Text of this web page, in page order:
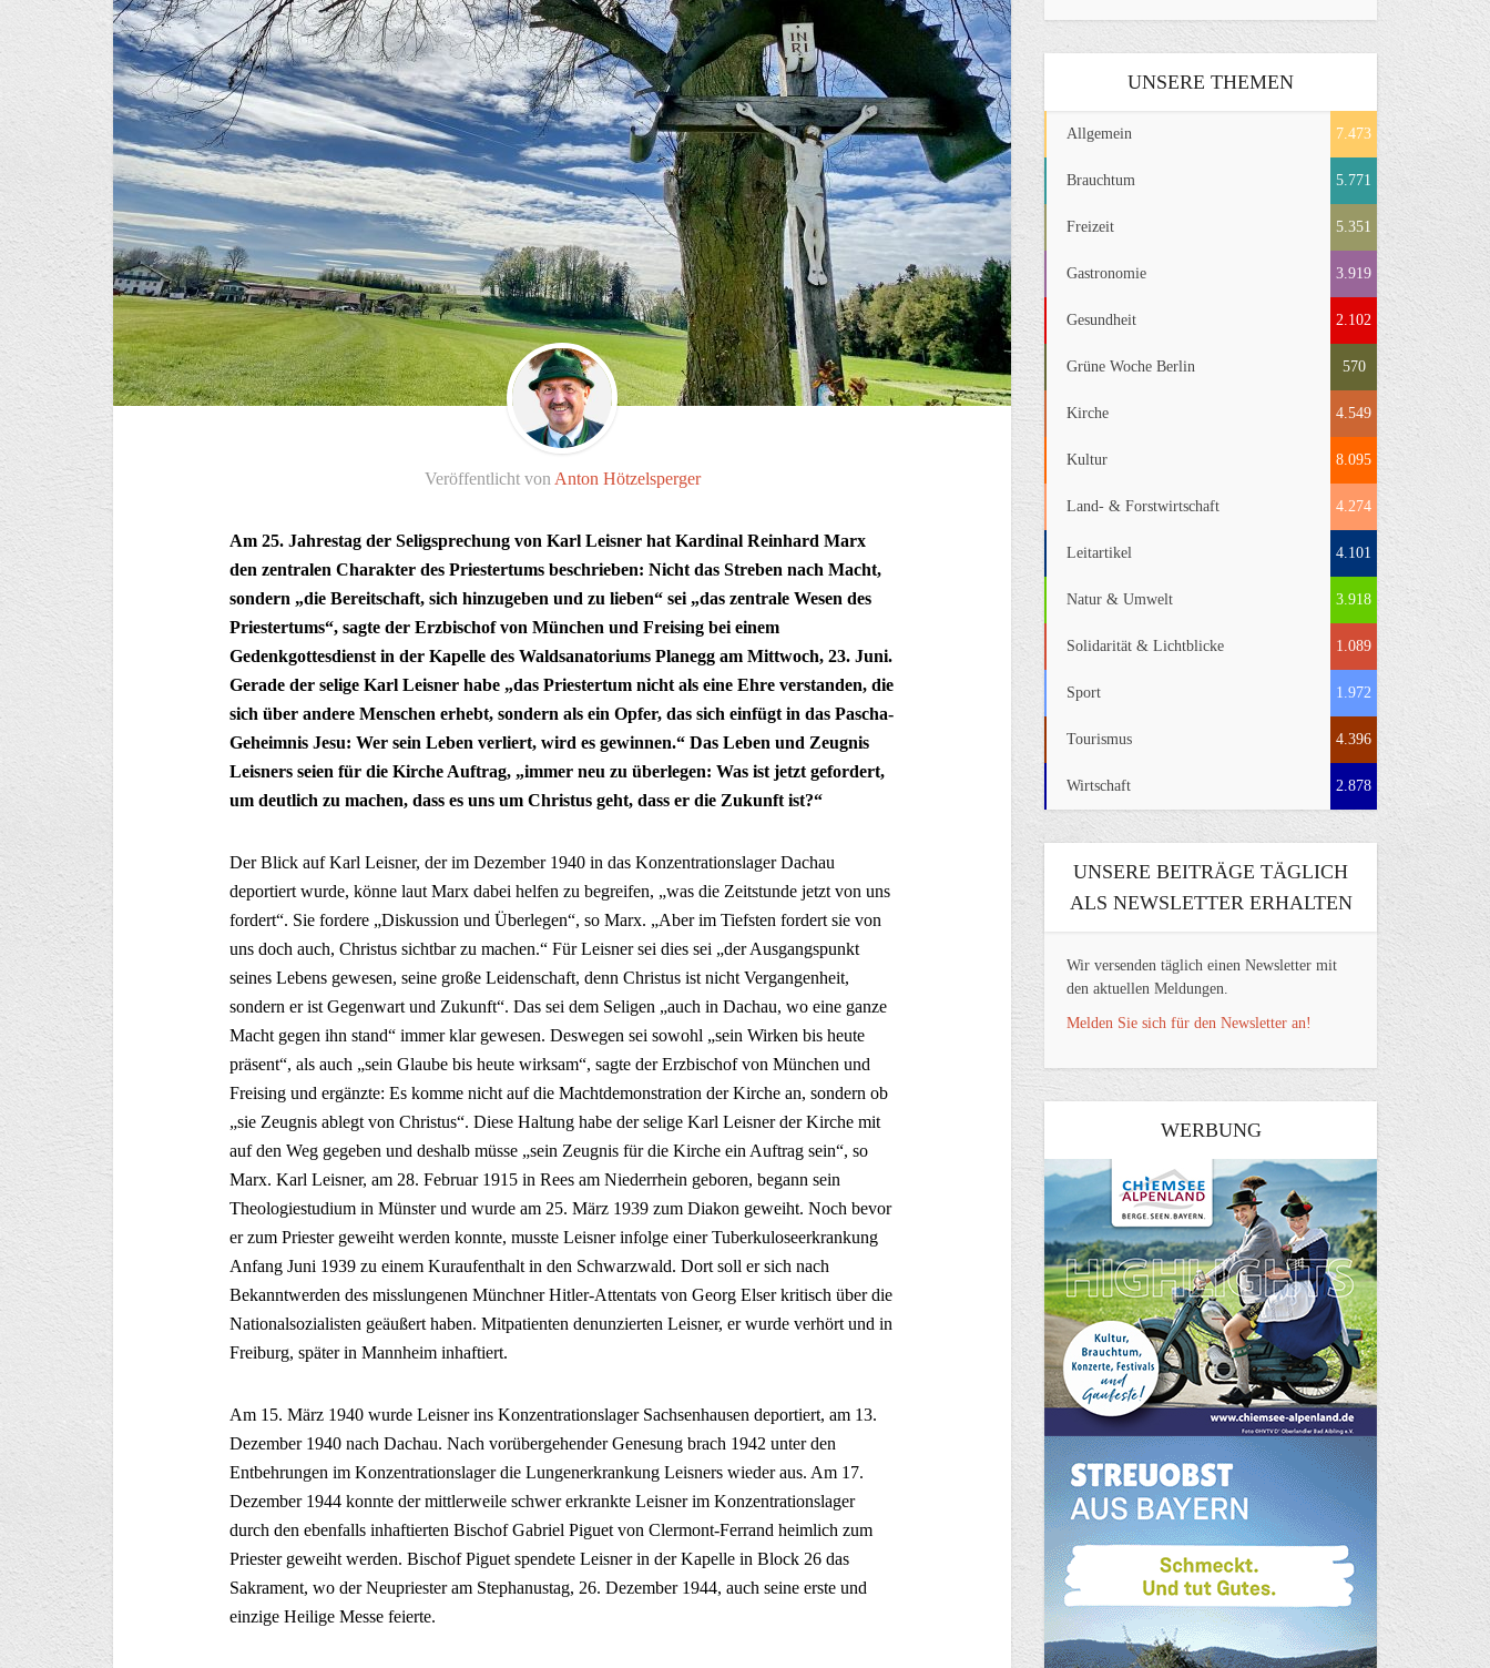
Veröffentlicht von Anton Hötzelsperger
Am 25. Jahrestag der Seligsprechung von Karl Leisner hat Kardinal Reinhard Marx
den zentralen Charakter des Priestertums beschrieben: Nicht das Streben nach Macht,
sondern „die Bereitschaft, sich hinzugeben und zu lieben“ sei „das zentrale Wesen des
Priestertums“, sagte der Erzbischof von München und Freising bei einem
Gedenkgottesdienst in der Kapelle des Waldsanatoriums Planegg am Mittwoch, 23. Juni.
Gerade der selige Karl Leisner habe „das Priestertum nicht als eine Ehre verstanden, die
sich über andere Menschen erhebt, sondern als ein Opfer, das sich einfügt in das Pascha-
Geheimnis Jesu: Wer sein Leben verliert, wird es gewinnen.“ Das Leben und Zeugnis
Leisners seien für die Kirche Auftrag, „immer neu zu überlegen: Was ist jetzt gefordert,
um deutlich zu machen, dass es uns um Christus geht, dass er die Zukunft ist?“
Der Blick auf Karl Leisner, der im Dezember 1940 in das Konzentrationslager Dachau
deportiert wurde, könne laut Marx dabei helfen zu begreifen, „was die Zeitstunde jetzt von uns
fordert“. Sie fordere „Diskussion und Überlegen“, so Marx. „Aber im Tiefsten fordert sie von
uns doch auch, Christus sichtbar zu machen.“ Für Leisner sei dies sei „der Ausgangspunkt
seines Lebens gewesen, seine große Leidenschaft, denn Christus ist nicht Vergangenheit,
sondern er ist Gegenwart und Zukunft“. Das sei dem Seligen „auch in Dachau, wo eine ganze
Macht gegen ihn stand“ immer klar gewesen. Deswegen sei sowohl „sein Wirken bis heute
präsent“, als auch „sein Glaube bis heute wirksam“, sagte der Erzbischof von München und
Freising und ergänzte: Es komme nicht auf die Machtdemonstration der Kirche an, sondern ob
„sie Zeugnis ablegt von Christus“. Diese Haltung habe der selige Karl Leisner der Kirche mit
auf den Weg gegeben und deshalb müsse „sein Zeugnis für die Kirche ein Auftrag sein“, so
Marx. Karl Leisner, am 28. Februar 1915 in Rees am Niederrhein geboren, begann sein
Theologiestudium in Münster und wurde am 25. März 1939 zum Diakon geweiht. Noch bevor
er zum Priester geweiht werden konnte, musste Leisner infolge einer Tuberkuloseerkrankung
Anfang Juni 1939 zu einem Kuraufenthalt in den Schwarzwald. Dort soll er sich nach
Bekanntwerden des misslungenen Münchner Hitler-Attentats von Georg Elser kritisch über die
Nationalsozialisten geäußert haben. Mitpatienten denunzierten Leisner, er wurde verhört und in
Freiburg, später in Mannheim inhaftiert.
Am 15. März 1940 wurde Leisner ins Konzentrationslager Sachsenhausen deportiert, am 13.
Dezember 1940 nach Dachau. Nach vorübergehender Genesung brach 1942 unter den
Entbehrungen im Konzentrationslager die Lungenerkrankung Leisners wieder aus. Am 17.
Dezember 1944 konnte der mittlerweile schwer erkrankte Leisner im Konzentrationslager
durch den ebenfalls inhaftierten Bischof Gabriel Piguet von Clermont-Ferrand heimlich zum
Priester geweiht werden. Bischof Piguet spendete Leisner in der Kapelle in Block 26 das
Sakrament, wo der Neupriester am Stephanustag, 26. Dezember 1944, auch seine erste und
einzige Heilige Messe feierte.
UNSERE THEMEN
Allgemein 7.473
Brauchtum 5.771
Freizeit 5.351
Gastronomie 3.919
Gesundheit 2.102
Grüne Woche Berlin 570
Kirche 4.549
Kultur 8.095
Land- & Forstwirtschaft 4.274
Leitartikel 4.101
Natur & Umwelt 3.918
Solidarität & Lichtblicke 1.089
Sport 1.972
Tourismus 4.396
Wirtschaft 2.878
UNSERE BEITRÄGE TÄGLICH
ALS NEWSLETTER ERHALTEN
Wir versenden täglich einen Newsletter mit
den aktuellen Meldungen.
Melden Sie sich für den Newsletter an!
WERBUNG